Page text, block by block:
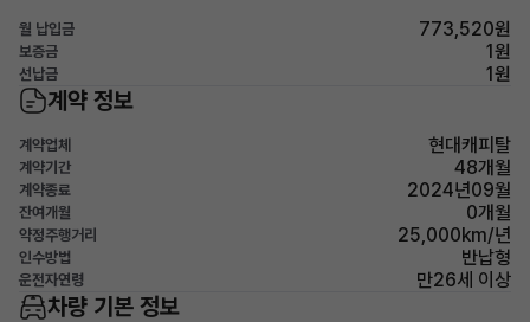
월 납입금 773,520원
보증금 1원
선납금 1원
계약 정보
계약업체 현대캐피탈
계약기간 48개월
계약종료 2024년09월
잔여개월 0개월
약정주행거리 25,000km/년
인수방법 반납형
운전자연령 만26세 이상
차량 기본 정보